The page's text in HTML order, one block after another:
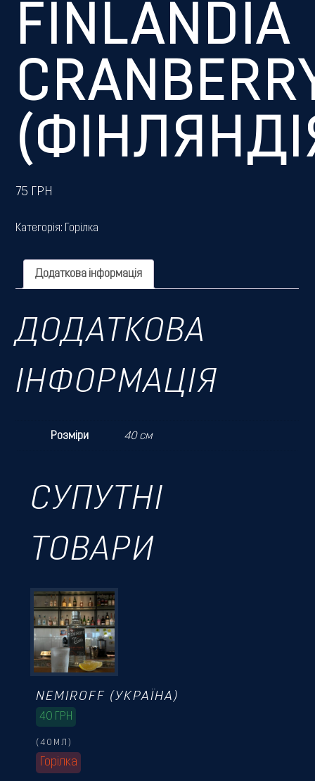
FINLANDIA
75 ГРН
Категорія: Горілка
Додаткова інформація
ДОДАТКОВА
ІНФОРМАЦІЯ
Розміри 40 см
СУПУТНІ
ТОВАРИ
Горілка
(40МЛ)
NEMIROFF (УКРАЇНА)
40 ГРН